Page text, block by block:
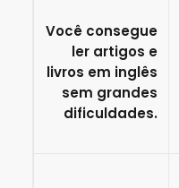
Você consegue
ler artigos e
livros em inglês
sem grandes
dificuldades.